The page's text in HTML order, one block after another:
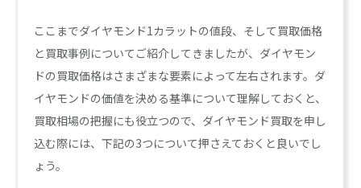
ここまでダイヤモンド1カラットの値段、そして買取価格
と買取事例についてご紹介してきましたが、ダイヤモン
ドの買取価格はさまざまな要素によって左右されます。ダ
イヤモンドの価値を決める基準について理解しておくと、
買取相場の把握にも役立つので、ダイヤモンド買取を申し
込む際には、下記の3つについて押さえておくと良いでし
ょう。